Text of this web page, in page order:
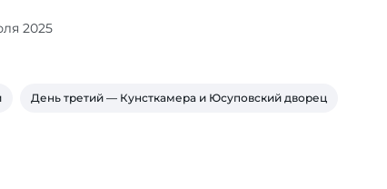
2025
День третий — Кунсткамера и Юсуповский дворец